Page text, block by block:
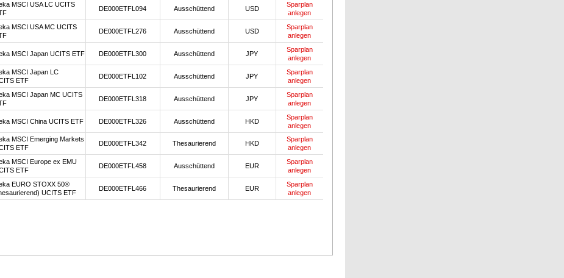
MSCI USA LC UCITS
DE000ETFL094 Ausschüttend USD
Sparplan
anlegen
MSCI USA MC UCITS
DE000ETFL276 Ausschüttend USD
Sparplan
anlegen
MSCI Japan UCITS ETF DE000ETFL300 Ausschüttend JPY
Sparplan
anlegen
MSCI Japan LC
ETF
DE000ETFL102 Ausschüttend JPY
Sparplan
anlegen
MSCI Japan MC UCITS
DE000ETFL318 Ausschüttend JPY
Sparplan
anlegen
MSCI China UCITS ETF DE000ETFL326 Ausschüttend HKD
Sparplan
anlegen
MSCI Emerging Markets
ETF
DE000ETFL342 Thesaurierend HKD
Sparplan
anlegen
MSCI Europe ex EMU
ETF
DE000ETFL458 Ausschüttend EUR
Sparplan
anlegen
EURO STOXX 50®
UCITS ETF
DE000ETFL466 Thesaurierend EUR
Sparplan
anlegen